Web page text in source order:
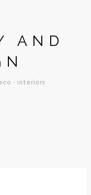
AND
· interiors